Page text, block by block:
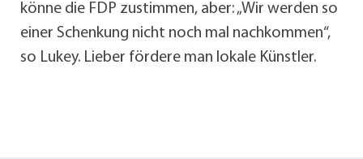
könne die FDP zustimmen, aber: „Wir werden so
einer Schenkung nicht noch mal nachkommen“,
so Lukey. Lieber fördere man lokale Künstler.